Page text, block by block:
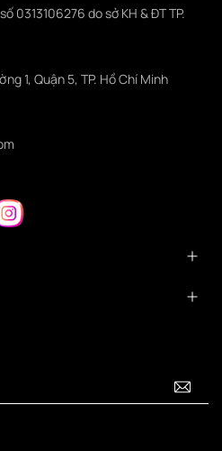
0313106276 do sở KH & ĐT TP.
1, Quận 5, TP. Hồ Chí Minh